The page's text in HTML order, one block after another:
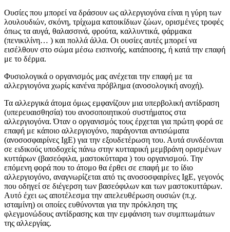
Ουσίες που μπορεί να δράσουν ως αλλεργιογόνα είναι η γύρη των
λουλουδιών, σκόνη, τρίχωμα κατοικίδιων ζώων, ορισμένες τροφές
όπως τα αυγά, θαλασσινά, φρούτα, καλλυντικά, φάρμακα
(πενικιλίνη… ) και πολλά άλλα. Οι ουσίες αυτές μπορεί να
εισέλθουν στο σώμα μέσω εισπνοής, κατάποσης, ή κατά την επαφή
με το δέρμα.
Φυσιολογικά ο οργανισμός μας ανέχεται την επαφή με τα
αλλεργιογόνα χωρίς κανένα πρόβλημα (ανοσολογική ανοχή).
Τα αλλεργικά άτομα όμως εμφανίζουν μια υπερβολική αντίδραση
(υπερευαισθησία) του ανοσοποιητικού συστήματος στα
αλλεργιογόνα. Όταν ο οργανισμός τους έρχεται για πρώτη φορά σε
επαφή με κάποιο αλλεργιογόνο, παράγονται αντισώματα
(ανοσοσφαιρίνες IgE) για την εξουδετέρωση του. Αυτά συνδέονται
σε ειδικούς υποδοχείς πάνω στην κυτταρική μεμβράνη ορισμένων
κυττάρων (βασεόφιλα, μαστοκύτταρα ) του οργανισμού. Την
επόμενη φορά που το άτομο θα έρθει σε επαφή με το ίδιο
αλλεργιογόνο, αναγνωρίζεται από τις ανοσοσφαιρίνες IgE, γεγονός
που οδηγεί σε διέγερση των βασεόφιλων και των μαστοκυττάρων.
Αυτό έχει ως αποτέλεσμα την απελευθέρωση ουσιών (π.χ.
ισταμίνη) οι οποίες ευθύνονται για την πρόκληση της
φλεγμονώδους αντίδρασης και την εμφάνιση των συμπτωμάτων
της αλλεργίας.